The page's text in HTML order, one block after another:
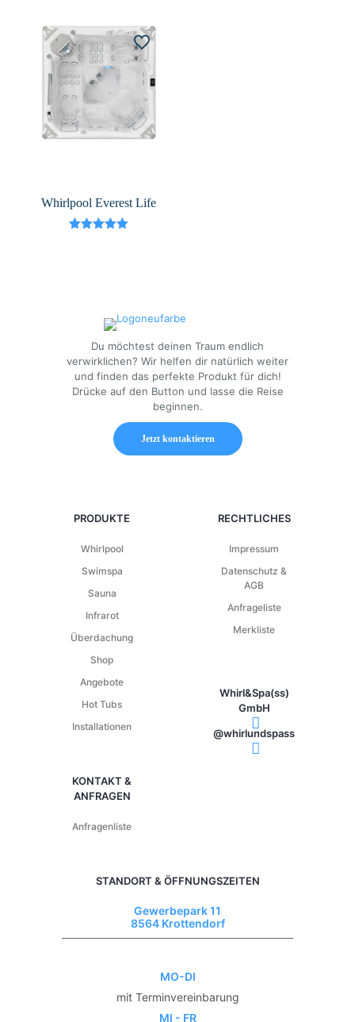
Whirlpool Everest Life
Du möchtest deinen Traum endlich
verwirklichen? Wir helfen dir natürlich weiter
und finden das perfekte Produkt für dich!
Drücke auf den Button und lasse die Reise
beginnen.
Jetzt kontaktieren
PRODUKTE
Whirlpool
Swimspa
Sauna
Infrarot
Überdachung
Shop
Angebote
Hot Tubs
Installationen
KONTAKT &
ANFRAGEN
Anfragenliste
RECHTLICHES
Impressum
Datenschutz &
AGB
Anfrageliste
Merkliste
Whirl&Spa(ss)
GmbH
@whirlundspass
STANDORT & ÖFFNUNGSZEITEN
Gewerbepark 11
8564 Krottendorf
MO-DI
mit Terminvereinbarung
MI - FR